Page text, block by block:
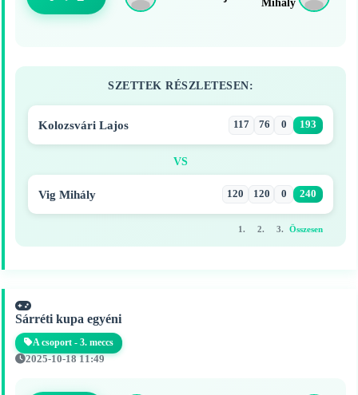
Mihály
SZETTEK RÉSZLETESEN:
Kolozsvári Lajos 117 76 0 193
VS
Vig Mihály 120 120 0 240
1. 2. 3. Összesen
Sárréti kupa egyéni
A csoport - 3. meccs
2025-10-18 11:49